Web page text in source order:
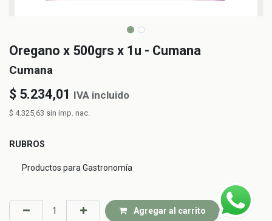
Oregano x 500grs x 1u - Cumana
Cumana
$ 5.234,01 IVA incluido
$ 4.325,63 sin imp. nac.
RUBROS
Productos para Gastronomía
Agregar al carrito